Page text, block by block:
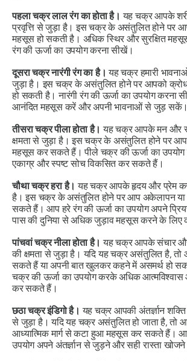
पहला चक्र लाल रंग का होता है। यह चक्र आपके
प्रवृत्ति से जुड़ा है। इस चक्र के असंतुलित होने पर
महसूस हो सकती है। अधिक स्थिर और सुरक्षित
रंग की ऊर्जा का उपयोग करना सीखें।
दूसरा चक्र नारंगी रंग का है। यह चक्र हमारी
जुड़ा है। इस चक्र के असंतुलित होने पर आपको क्रोध
हो सकती है। नारंगी रंग की ऊर्जा का उपयोग करना
आनंदित महसूस करें और अपनी भावनाओं से जुड़ सकें।
तीसरा चक्र पीला होता है। यह चक्र आपके मन और
क्षमता से जुड़ा है। इस चक्र के असंतुलित होने पर आप
महसूस कर सकते हैं। पीले चक्र की ऊर्जा का
एकाग्र और स्पष्ट सोच विकसित कर सकते हैं।
चौथा चक्र हरा है। यह चक्र आपके हृदय और प्रेम
है। इस चक्र के असंतुलित होने पर आप अकेलापन
सकते हैं। आप हरे रंग की ऊर्जा का उपयोग अपने
पास की दुनिया से अधिक जुड़ाव महसूस करने के
पांचवां चक्र नीला होता है। यह चक्र आपके संचार
की क्षमता से जुड़ा है। यदि यह चक्र असंतुलित है,
सकते हैं या अपनी बात खुलकर कहने में असमर्थ हो
चक्र की ऊर्जा का उपयोग करके अधिक आत्मविश्वास
कर सकते हैं।
छठा चक्र इंडिगो है। यह चक्र आपकी अंतर्ज्ञान
से जुड़ा है। यदि यह चक्र असंतुलित हो जाता है, तो
आध्यात्मिक मार्ग से कटा हुआ महसूस कर सकते हैं। आप
उपयोग अपने अंतर्ज्ञान से जुड़ने और सही रास्ता